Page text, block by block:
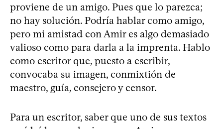
proviene de un amigo. Pues que lo parezca;
no hay solución. Podría hablar como amigo,
pero mi amistad con Amir es algo demasiado
valioso como para darla a la imprenta. Hablo
como escritor que, puesto a escribir,
convocaba su imagen, conmixtión de
maestro, guía, consejero y censor.
Para un escritor, saber que uno de sus textos